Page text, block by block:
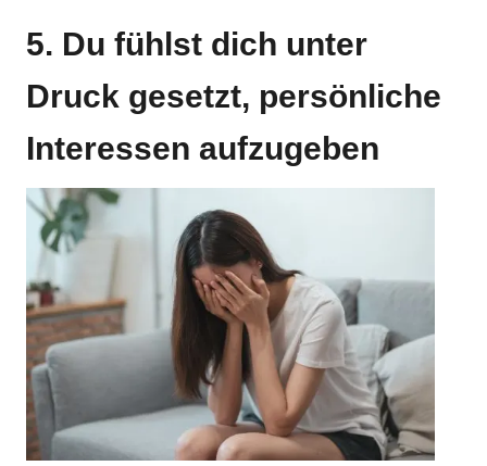
5. Du fühlst dich unter
Druck gesetzt, persönliche
Interessen aufzugeben